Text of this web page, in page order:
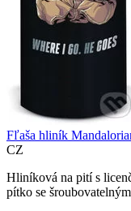
Fľaša hliník
CZ
Hliníková na pití s
pítko se